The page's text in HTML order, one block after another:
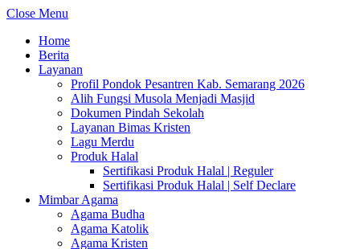
Close Menu
Home
Berita
Layanan
Profil Pondok Pesantren Kab. Semarang 2026
Alih Fungsi Musola Menjadi Masjid
Dokumen Pindah Sekolah
Layanan Bimas Kristen
Lagu Merdu
Produk Halal
Sertifikasi Produk Halal | Reguler
Sertifikasi Produk Halal | Self Declare
Mimbar Agama
Agama Budha
Agama Katolik
Agama Kristen